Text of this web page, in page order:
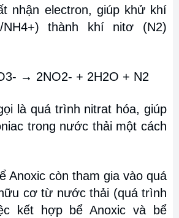
nhận electron, giúp khử khí
NH4+) thành khí nitơ (N2)
→ 2NO2- + 2H2O + N2
là quá trình nitrat hóa, giúp
trong nước thải một cách
Anoxic còn tham gia vào quá
cơ từ nước thải (quá trình
kết hợp bể Anoxic và bể